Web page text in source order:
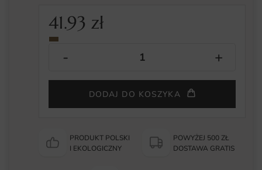
41.93zł
DODAJ DO KOSZYKA
PRODUKT POLSKI
I EKOLOGICZNY
POWYŻEJ 500 ZŁ
DOSTAWA GRATIS